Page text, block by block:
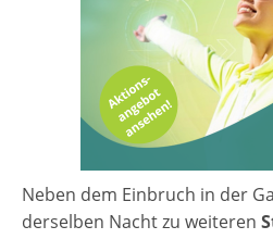
Neben dem Einbruch in der
derselben Nacht zu weiteren